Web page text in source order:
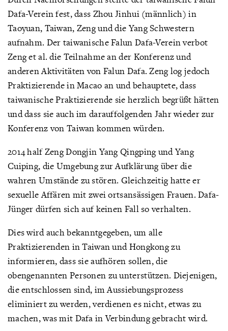
Dafa-Verein fest, dass Zhou Jinhui (männlich) in
Taoyuan, Taiwan, Zeng und die Yang Schwestern
aufnahm. Der taiwanische Falun Dafa-Verein verbot
Zeng et al. die Teilnahme an der Konferenz und
anderen Aktivitäten von Falun Dafa. Zeng log jedoch
Praktizierende in Macao an und behauptete, dass
taiwanische Praktizierende sie herzlich begrüßt hätten
und dass sie auch im darauffolgenden Jahr wieder zur
Konferenz von Taiwan kommen würden.
2014 half Zeng Dongjin Yang Qingping und Yang
Cuiping, die Umgebung zur Aufklärung über die
wahren Umstände zu stören. Gleichzeitig hatte er
sexuelle Affären mit zwei ortsansässigen Frauen. Dafa-
Jünger dürfen sich auf keinen Fall so verhalten.
Dies wird auch bekanntgegeben, um alle
Praktizierenden in Taiwan und Hongkong zu
informieren, dass sie aufhören sollen, die
obengenannten Personen zu unterstützen. Diejenigen,
die entschlossen sind, im Aussiebungsprozess
eliminiert zu werden, verdienen es nicht, etwas zu
machen, was mit Dafa in Verbindung gebracht wird.